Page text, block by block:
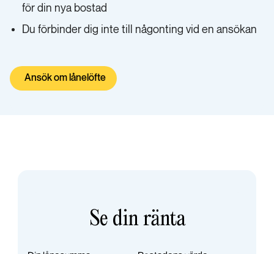
för din nya bostad
Du förbinder dig inte till någonting vid en ansökan
Ansök om lånelöfte